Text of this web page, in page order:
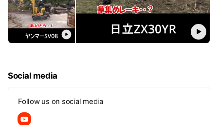
Social media
Follow us on social media